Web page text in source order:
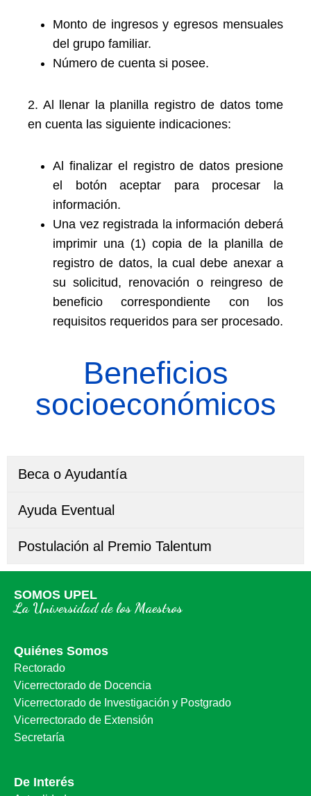
Monto de ingresos y egresos mensuales
del grupo familiar.
Número de cuenta si posee.
2. Al llenar la planilla registro de datos tome
en cuenta las siguiente indicaciones:
Al finalizar el registro de datos presione
el botón aceptar para procesar la
información.
Una vez registrada la información deberá
imprimir una (1) copia de la planilla de
registro de datos, la cual debe anexar a
su solicitud, renovación o reingreso de
beneficio correspondiente con los
requisitos requeridos para ser procesado.
Beneficios
socioeconómicos
Beca o Ayudantía
Ayuda Eventual
Postulación al Premio Talentum
SOMOS UPEL
La Universidad de los Maestros
Quiénes Somos
Rectorado
Vicerrectorado de Docencia
Vicerrectorado de Investigación y Postgrado
Vicerrectorado de Extensión
Secretaría
De Interés